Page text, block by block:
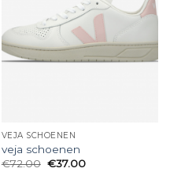
VEJA SCHOENEN
veja schoenen
€72.00 €37.00